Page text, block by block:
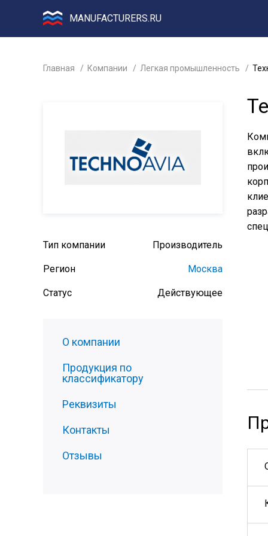
MANUFACTURERS.RU
Главная Компании Легкая промышленность
Тип компании Производитель
Регион Москва
Статус Действующее
О компании
Продукция по
классификатору
Реквизиты
Контакты
Отзывы